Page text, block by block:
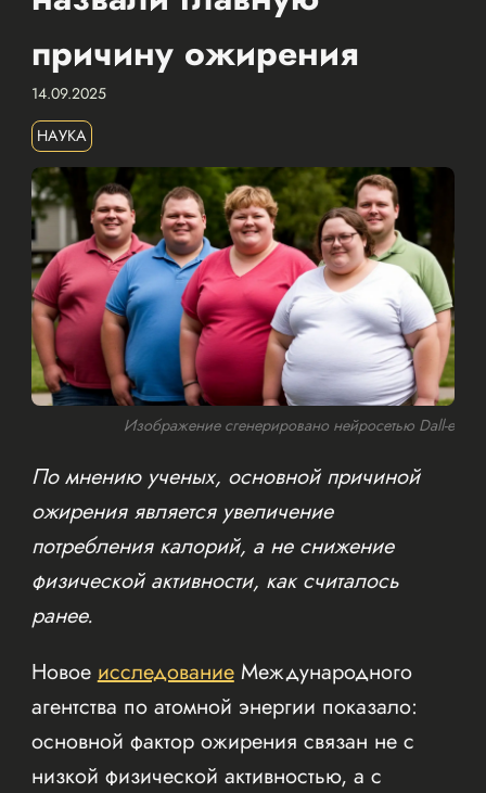
причину ожирения
14.09.2025
НАУКА
Изображение сгенерировано нейросетью Dall-e
По мнению ученых, основной причиной
ожирения является увеличение
потребления калорий, а не снижение
физической активности, как считалось
ранее.
НовоеисследованиеМеждународного
агентства по атомной энергии показало:
основной фактор ожирения связан не с
низкой физической активностью, а с